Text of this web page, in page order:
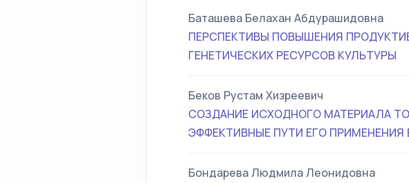
Баташева Белахан Абдурашидовна
ПЕРСПЕКТИВЫ ПОВЫШЕНИЯ
ГЕНЕТИЧЕСКИХ РЕСУРСОВ КУЛЬТУРЫ
Беков Рустам Хизреевич
СОЗДАНИЕ ИСХОДНОГО МАТЕРИАЛА
ЭФФЕКТИВНЫЕ ПУТИ ЕГО
Бондарева Людмила Леонидовна